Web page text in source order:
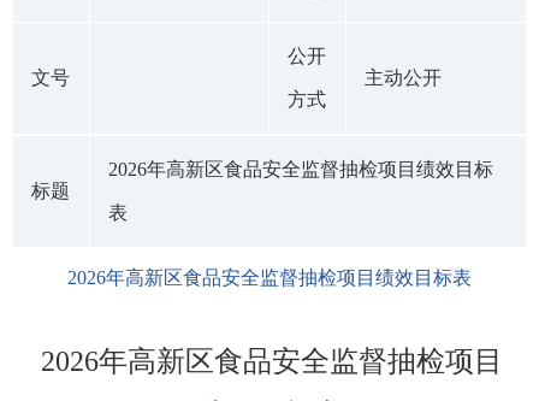
文号
公开
方式
主动公开
标题
2026年高新区食品安全监督抽检项目绩效目标
表
2026年高新区食品安全监督抽检项目绩效目标表
2026年高新区食品安全监督抽检项目